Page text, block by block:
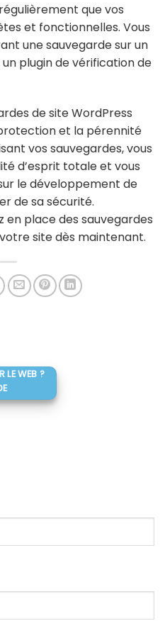
que vos
et fonctionnelles. Vous
une sauvegarde sur un
plugin de vérification de
de site WordPress
et la pérennité
vos sauvegardes, vous
d’esprit totale et vous
le développement de
de sa sécurité.
en place des sauvegardes
site dès maintenant.
LE WEB ?